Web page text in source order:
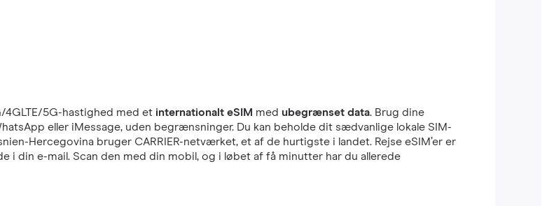
4GLTE/5G-hastighed med et internationalt eSIM med ubegrænset data. Brug dine
eller iMessage, uden begrænsninger. Du kan beholde dit sædvanlige lokale SIM-
Hercegovina bruger CARRIER-netværket, et af de hurtigste i landet. Rejse eSIM’er er
i din e-mail. Scan den med din mobil, og i løbet af få minutter har du allerede